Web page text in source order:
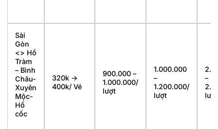
Sài
Gòn
<> Hồ
Tràm
– Bình
Châu-
Xuyên
Mộc-
Hồ
cốc
320k ->
400k/ Vé
900.000 –
1.000.000/
lượt
1.000.000
–
1.200.000/
lượt
–
lượt